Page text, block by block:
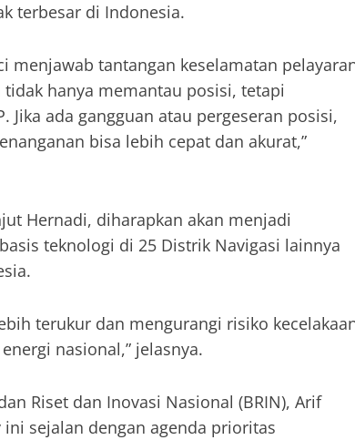
terbesar di Indonesia.
menjawab tantangan keselamatan
hanya memantau posisi, tetapi
ada gangguan atau pergeseran posisi,
bisa lebih cepat dan akurat,”
Hernadi, diharapkan akan menjadi
teknologi di 25 Distrik Navigasi lainnya
terukur dan mengurangi risiko
nasional,” jelasnya.
Riset dan Inovasi Nasional (BRIN), Arif
sejalan dengan agenda prioritas